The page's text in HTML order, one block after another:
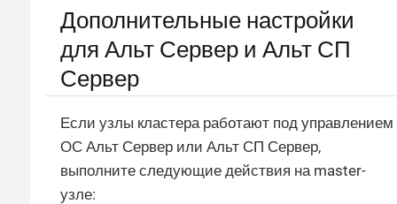
Дополнительные настройки
для Альт Сервер и Альт СП
Сервер
Если узлы кластера работают под управлением
ОС Альт Сервер или Альт СП Сервер,
выполните следующие действия на master-
узле: